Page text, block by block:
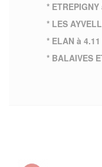
*
* LES
* ELAN à
* BALAIVES